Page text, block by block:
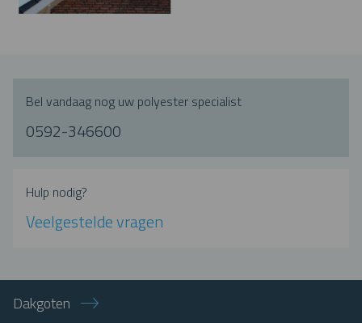
Bel vandaag nog uw polyester specialist
0592-346600
Hulp nodig?
Veelgestelde vragen
Dakgoten